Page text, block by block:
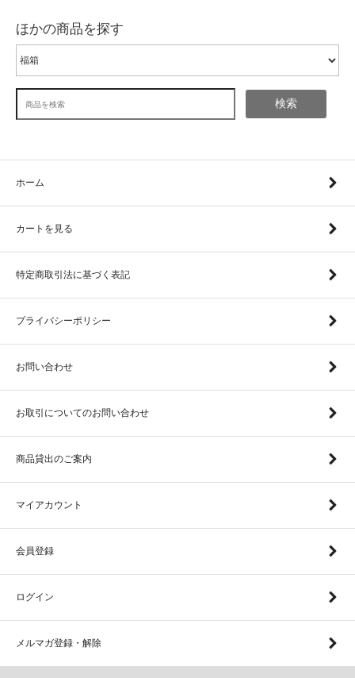
ほかの商品を探す
検索
ホーム
カートを見る
特定商取引法に基づく表記
プライバシーポリシー
お問い合わせ
お取引についてのお問い合わせ
商品貸出のご案内
マイアカウント
会員登録
ログイン
メルマガ登録・解除